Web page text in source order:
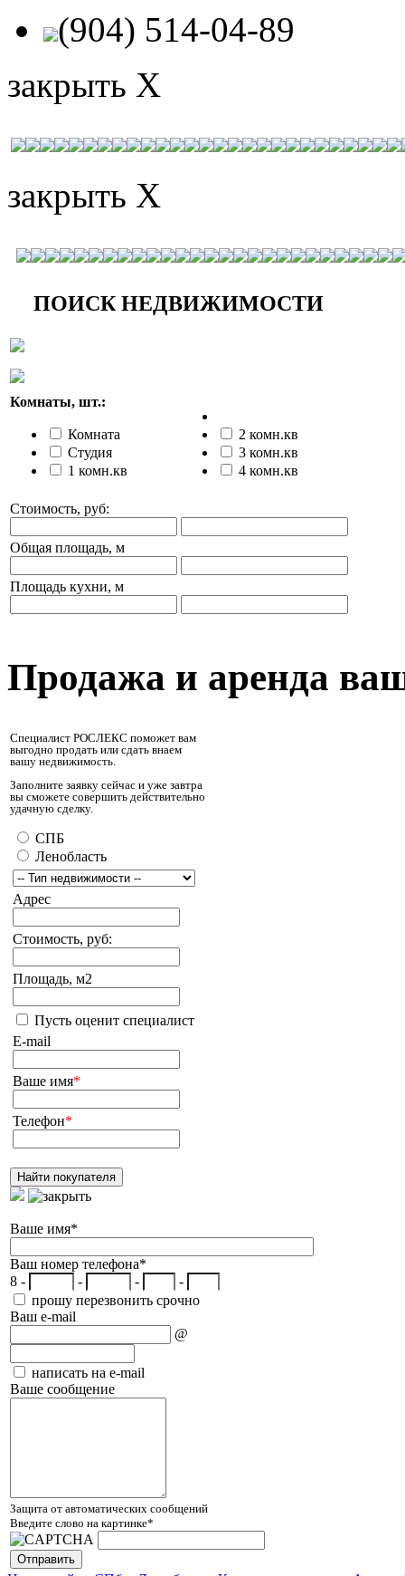
(904) 514-04-89
закрыть X
закрыть X
ПОИСК НЕДВИЖИМОСТИ
Комнаты, шт.:
Комната
Студия
1 комн.кв
2 комн.кв
3 комн.кв
4 комн.кв
Стоимость, руб:
Общая площадь, м
Площадь кухни, м
Продажа и аренда
Специалист РОСЛЕКС поможет вам
выгодно продать или сдать внаем
вашу недвижимость.
Заполните заявку сейчас и уже завтра
вы сможете совершить действительно
удачную сделку.
СПБ
Ленобласть
Адрес
Стоимость, руб:
Площадь, м2
Пусть оценит специалист
E-mail
Ваше имя*
Телефон*
Ваше имя*
Ваш номер телефона*
8 -
- -
-
прошу перезвонить срочно
Ваш e-mail
@
написать на e-mail
Ваше сообщение
Защита от автоматических сообщений
Введите слово на картинке*